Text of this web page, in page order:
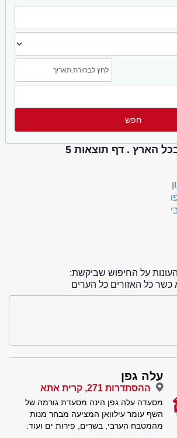
הארץ . דף תוצאות 5
על החיפוש שביקשת:
כשר כל האזורים כל הערים
עלה גפן
ההסתדרות 271, קרית אתא
מסעדה עלה גפן הינה מסעדת גורמה של
השף עומר עילוואן המציעה מבחר מנות
מהמטבח הערבי, בשרים, פירות ים ועוד.